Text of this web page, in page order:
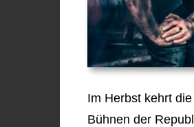
Im Herbst kehrt
Bühnen der